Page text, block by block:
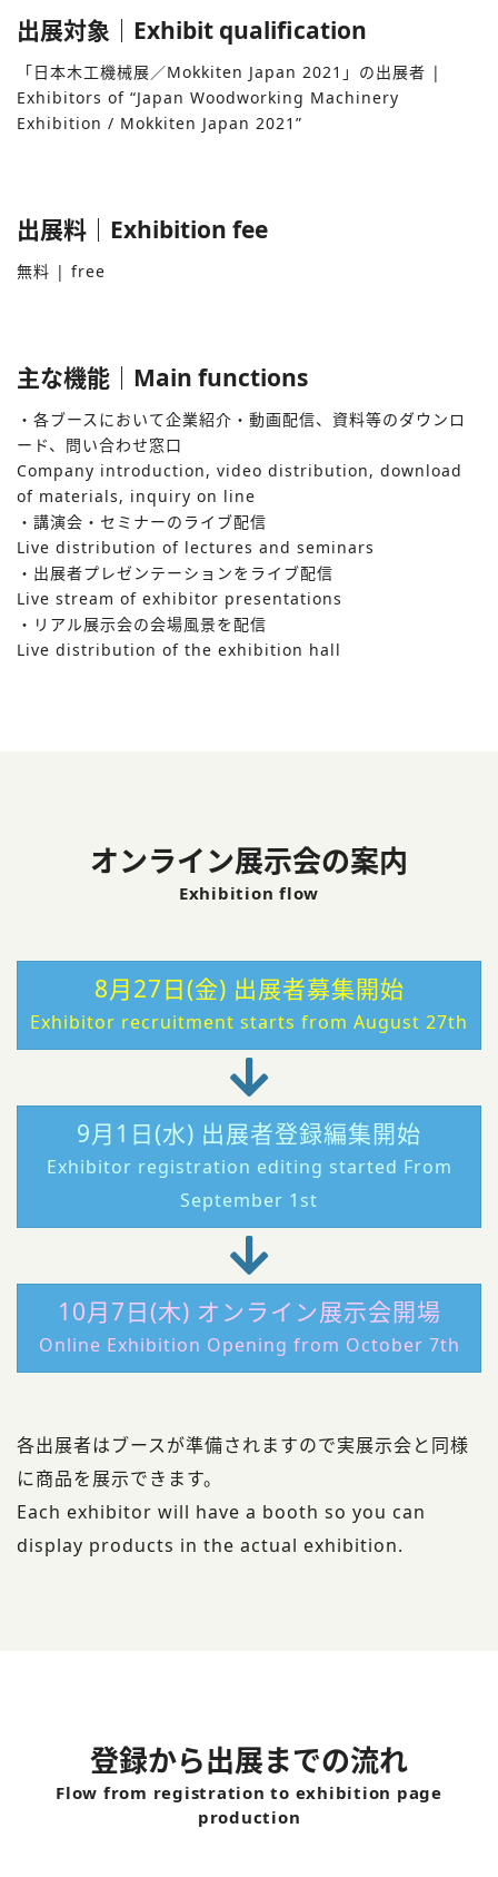
出展対象｜Exhibit qualification
「⽇本⽊⼯機械展／Mokkiten Japan 2021」の出展者 |
Exhibitors of “Japan Woodworking Machinery
Exhibition / Mokkiten Japan 2021”
出展料｜Exhibition fee
無料 | free
主な機能｜Main functions
・各ブースにおいて企業紹介・動画配信、資料等のダウンロ
ード、問い合わせ窓⼝
Company introduction, video distribution, download
of materials, inquiry on line
・講演会・セミナーのライブ配信
Live distribution of lectures and seminars
・出展者プレゼンテーションをライブ配信
Live stream of exhibitor presentations
・リアル展⽰会の会場⾵景を配信
Live distribution of the exhibition hall
オンライン展⽰会の案内
Exhibition flow
8月27日(金) 出展者募集開始
Exhibitor recruitment starts from August 27th
9月1日(水) 出展者登録編集開始
Exhibitor registration editing started From
September 1st
10月7日(木) オンライン展示会開場
Online Exhibition Opening from October 7th
各出展者はブースが準備されますので実展⽰会と同様
に商品を展⽰できます。
Each exhibitor will have a booth so you can
display products in the actual exhibition.
登録から出展までの流れ
Flow from registration to exhibition page
production